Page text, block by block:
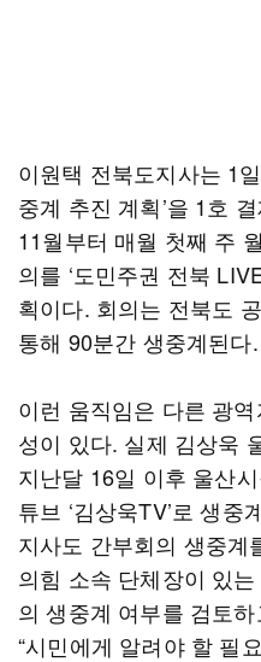
이원택 전북도지사는 1
중계 추진 계획’을 1호
11월부터 매월 첫째 주
의를 ‘도민주권 전북
획이다. 회의는 전북도
통해 90분간 생중계된다.
이런 움직임은 다른 광
성이 있다. 실제 김상욱
지난달 16일 이후 울산
튜브 ‘김상욱TV’로 생
지사도 간부회의 생중계
의힘 소속 단체장이 있
의 생중계 여부를 검토
“시민에게 알려야 할 필